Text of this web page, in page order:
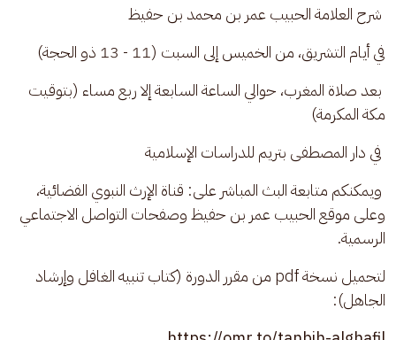
شرح العلامة الحبيب عمر بن محمد بن حفيظ
في أيام التشريق، من الخميس إلى السبت (11 - 13 ذو الحجة)
بعد صلاة المغرب، حوالي الساعة السابعة إلا ربع مساء (بتوقيت
مكة المكرمة)
في دار المصطفى بتريم للدراسات الإسلامية
ويمكنكم متابعة البث المباشر على: قناة الإرث النبوي الفضائية،
وعلى موقع الحبيب عمر بن حفيظ وصفحات التواصل الاجتماعي
الرسمية.
لتحميل نسخة pdf من مقرر الدورة (كتاب تنبيه الغافل وإرشاد
الجاهل):